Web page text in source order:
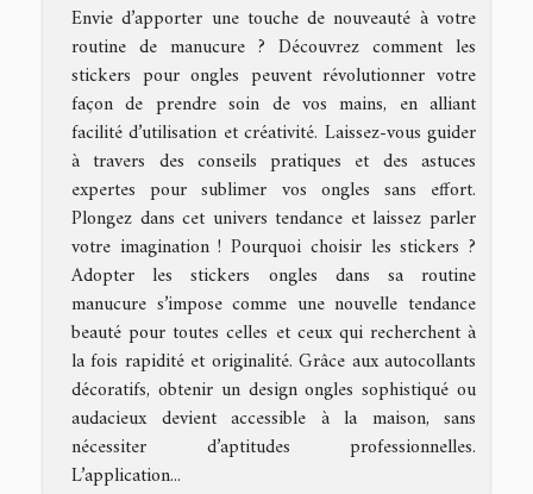
Envie d’apporter une touche de nouveauté à votre
routine de manucure ? Découvrez comment les
stickers pour ongles peuvent révolutionner votre
façon de prendre soin de vos mains, en alliant
facilité d’utilisation et créativité. Laissez-vous guider
à travers des conseils pratiques et des astuces
expertes pour sublimer vos ongles sans effort.
Plongez dans cet univers tendance et laissez parler
votre imagination ! Pourquoi choisir les stickers ?
Adopter les stickers ongles dans sa routine
manucure s’impose comme une nouvelle tendance
beauté pour toutes celles et ceux qui recherchent à
la fois rapidité et originalité. Grâce aux autocollants
décoratifs, obtenir un design ongles sophistiqué ou
audacieux devient accessible à la maison, sans
nécessiter d’aptitudes professionnelles.
L’application...